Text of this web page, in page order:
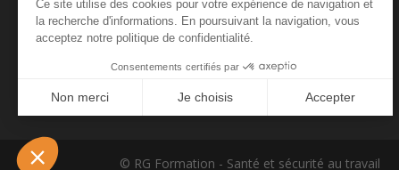
Rue d’Hirson, 02140 Vervins
06 38 52 47 49
📩contact@rgformation.fr
© RG Formation - Santé et sécurité au travail